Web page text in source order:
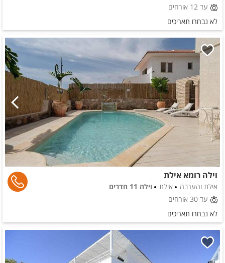
עד 12 אורחים
לא נבחרו תאריכים
וילה רומא אילת
אילת והערבה אילת
וילה 11 חדרים
עד 30 אורחים
לא נבחרו תאריכים